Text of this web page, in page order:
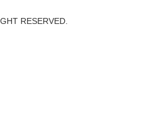
RESERVED.